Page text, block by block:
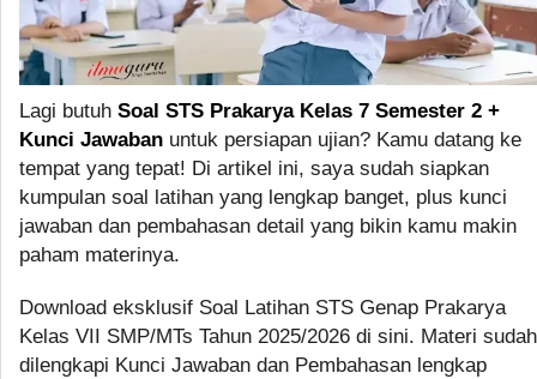
Lagi butuh Soal STS Prakarya Kelas 7 Semester 2 +
Kunci Jawaban untuk persiapan ujian? Kamu datang ke
tempat yang tepat! Di artikel ini, saya sudah siapkan
kumpulan soal latihan yang lengkap banget, plus kunci
jawaban dan pembahasan detail yang bikin kamu makin
paham materinya.
Download eksklusif Soal Latihan STS Genap Prakarya
Kelas VII SMP/MTs Tahun 2025/2026 di sini. Materi sudah
dilengkapi Kunci Jawaban dan Pembahasan lengkap